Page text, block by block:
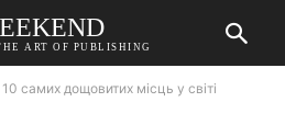
ART OF PUBLISHING
10 самих дощовитих місць у світі